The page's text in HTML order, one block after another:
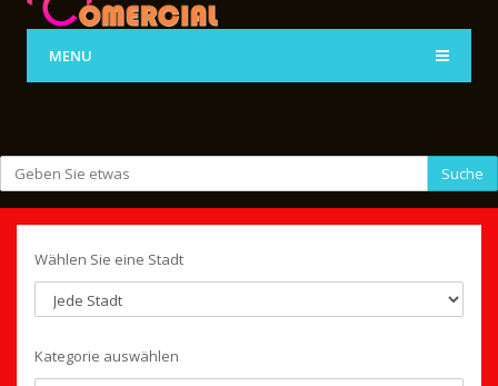
MENU
Suche
Wählen Sie eine Stadt
Kategorie auswählen